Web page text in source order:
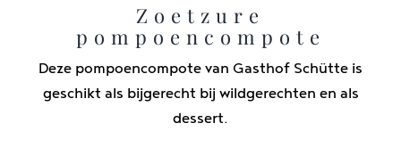
Zoetzure
pompoencompote
Deze pompoencompote van Gasthof Schütte is
geschikt als bijgerecht bij wildgerechten en als
dessert.